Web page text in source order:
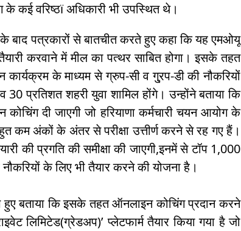
के कई वरिष्ठï अधिकारी भी उपस्थित थे।
बाद पत्रकारों से बातचीत करते हुए कहा कि यह एमओयू
करवाने में मील का पत्थर साबित होगा। इसके तहत
के माध्यम से ग्रुप-सी व गु्रप-डी की नौकरियों
प्रतिशत शहरी युवा शामिल होंगे। उन्होंने बताया कि
दी जाएगी जो हरियाणा कर्मचारी चयन आयोग के
कम अंकों के अंतर से परीक्षा उत्तीर्ण करने से रह गए हैं।
की प्रगति की समीक्षा की जाएगी,इनमें से टॉप 1,000
के लिए भी तैयार करने की योजना है।
हुए बताया कि इसके तहत ऑनलाइन कोचिंग प्रदान करने
लिमिटेड(ग्रेडअप)’ प्लेटफार्म तैयार किया गया है जो